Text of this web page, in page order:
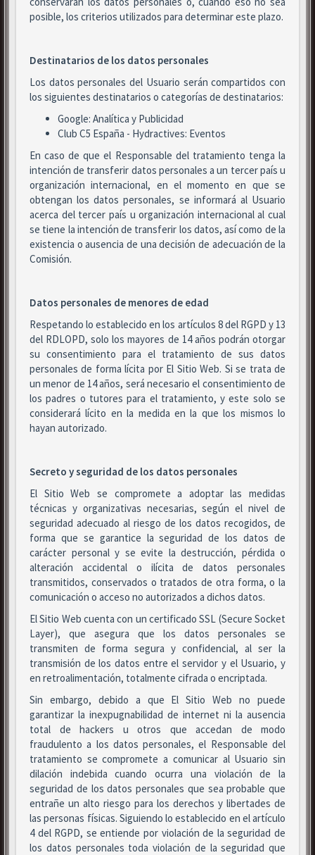
posible, los criterios utilizados para determinar este plazo.
Destinatarios de los datos personales
Los datos personales del Usuario serán compartidos con
los siguientes destinatarios o categorías de destinatarios:
Google: Analítica y Publicidad
Club C5 España - Hydractives: Eventos
En caso de que el Responsable del tratamiento tenga la
intención de transferir datos personales a un tercer país u
organización internacional, en el momento en que se
obtengan los datos personales, se informará al Usuario
acerca del tercer país u organización internacional al cual
se tiene la intención de transferir los datos, así como de la
existencia o ausencia de una decisión de adecuación de la
Comisión.
Datos personales de menores de edad
Respetando lo establecido en los artículos 8 del RGPD y 13
del RDLOPD, solo los mayores de 14 años podrán otorgar
su consentimiento para el tratamiento de sus datos
personales de forma lícita por El Sitio Web. Si se trata de
un menor de 14 años, será necesario el consentimiento de
los padres o tutores para el tratamiento, y este solo se
considerará lícito en la medida en la que los mismos lo
hayan autorizado.
Secreto y seguridad de los datos personales
El Sitio Web se compromete a adoptar las medidas
técnicas y organizativas necesarias, según el nivel de
seguridad adecuado al riesgo de los datos recogidos, de
forma que se garantice la seguridad de los datos de
carácter personal y se evite la destrucción, pérdida o
alteración accidental o ilícita de datos personales
transmitidos, conservados o tratados de otra forma, o la
comunicación o acceso no autorizados a dichos datos.
El Sitio Web cuenta con un certificado SSL (Secure Socket
Layer), que asegura que los datos personales se
transmiten de forma segura y confidencial, al ser la
transmisión de los datos entre el servidor y el Usuario, y
en retroalimentación, totalmente cifrada o encriptada.
Sin embargo, debido a que El Sitio Web no puede
garantizar la inexpugnabilidad de internet ni la ausencia
total de hackers u otros que accedan de modo
fraudulento a los datos personales, el Responsable del
tratamiento se compromete a comunicar al Usuario sin
dilación indebida cuando ocurra una violación de la
seguridad de los datos personales que sea probable que
entrañe un alto riesgo para los derechos y libertades de
las personas físicas. Siguiendo lo establecido en el artículo
4 del RGPD, se entiende por violación de la seguridad de
los datos personales toda violación de la seguridad que